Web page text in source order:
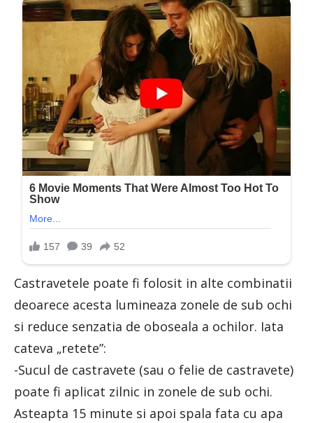
Castravetele poate fi folosit in alte combinatii
deoarece acesta lumineaza zonele de sub ochi
si reduce senzatia de oboseala a ochilor. Iata
cateva „retete”:
-Sucul de castravete (sau o felie de castravete)
poate fi aplicat zilnic in zonele de sub ochi.
Asteapta 15 minute si apoi spala fata cu apa